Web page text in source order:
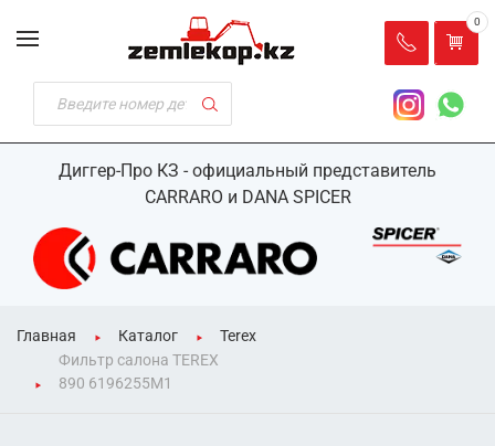
Диггер-Про КЗ - официальный представитель
CARRARO и DANA SPICER
0
Главная Каталог
Terex
Фильтр салона TEREX
890 6196255M1